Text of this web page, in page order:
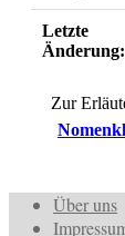
Letzte
Änderung:
Zur
Über uns